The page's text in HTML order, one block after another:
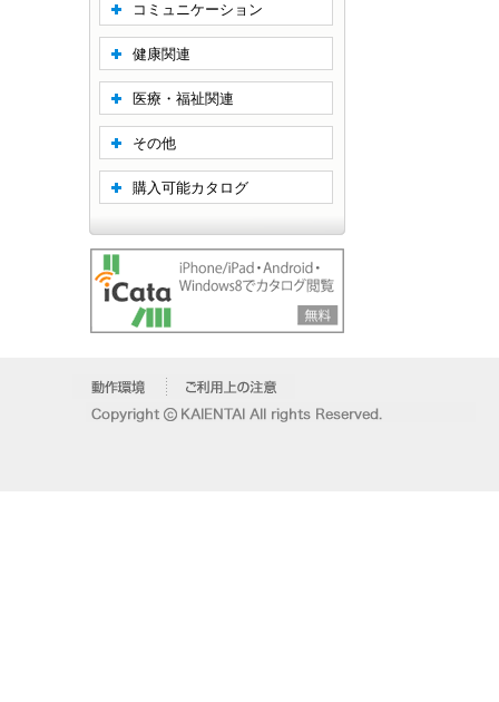
コミュニケーション
健康関連
医療・福祉関連
その他
購入可能カタログ